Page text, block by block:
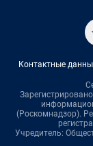
Контактные
(Роскомнадзор).
Учредитель: